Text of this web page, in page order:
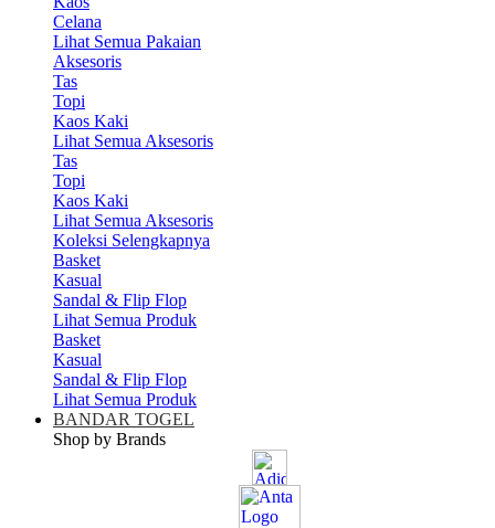
Celana
Lihat Semua Pakaian
Aksesoris
Tas
Topi
Kaos Kaki
Lihat Semua Aksesoris
Tas
Topi
Kaos Kaki
Lihat Semua Aksesoris
Koleksi Selengkapnya
Basket
Kasual
Sandal & Flip Flop
Lihat Semua Produk
Basket
Kasual
Sandal & Flip Flop
Lihat Semua Produk
BANDAR TOGEL
Shop by Brands